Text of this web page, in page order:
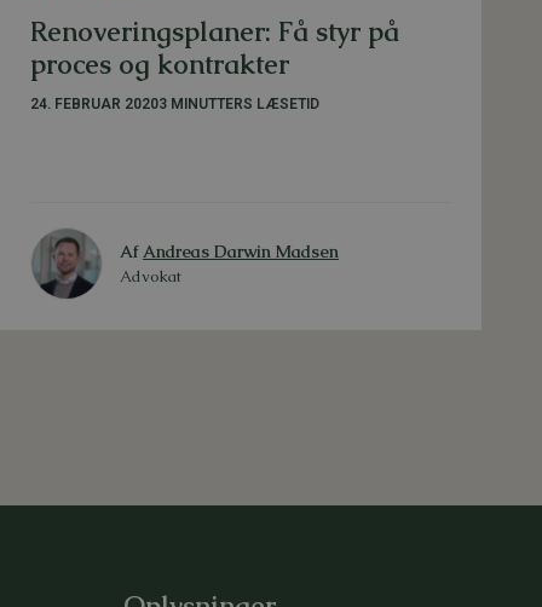
Renoveringsplaner: Få styr på
proces og kontrakter
24. FEBRUAR 20203 MINUTTERS LÆSETID
AfAndreas Darwin Madsen
Advokat